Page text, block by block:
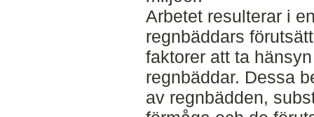
Arbetet resulterar i
regnbäddars
faktorer att ta
regnbäddar. Dessa
av regnbädden,